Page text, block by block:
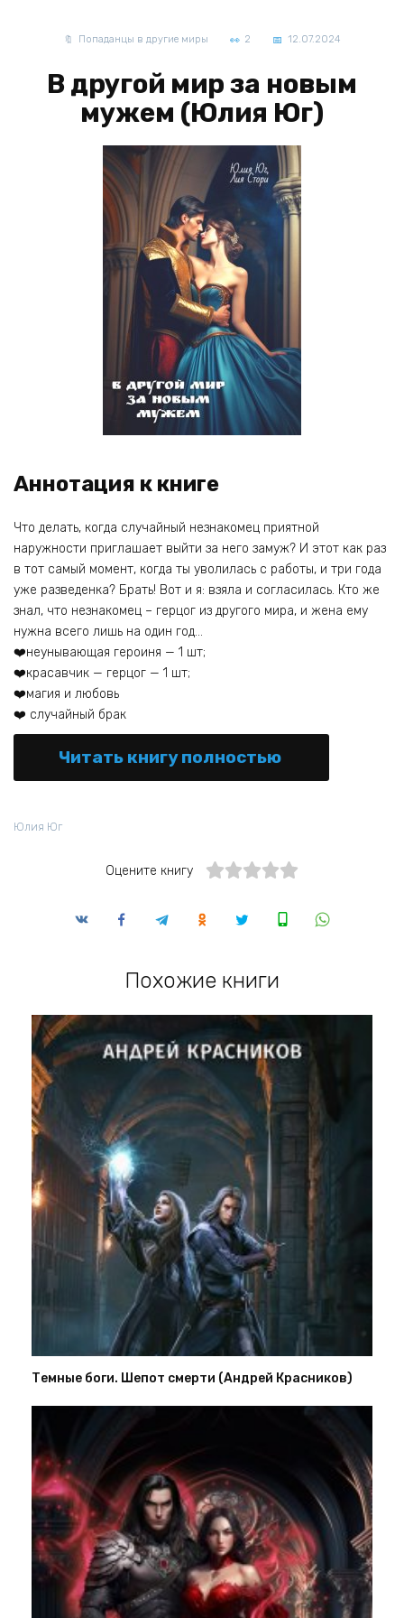
Попаданцы в другие миры 2 12.07.2024
В другой мир за новым
мужем (Юлия Юг)
Аннотация к книге
Что делать, когда случайный незнакомец приятной
наружности приглашает выйти за него замуж? И этот как раз
в тот самый момент, когда ты уволилась с работы, и три года
уже разведенка? Брать! Вот и я: взяла и согласилась. Кто же
знал, что незнакомец – герцог из другого мира, и жена ему
нужна всего лишь на один год…
❤️неунывающая героиня — 1 шт;
❤️красавчик — герцог — 1 шт;
❤️магия и любовь
❤️ случайный брак
Читать книгу полностью
Юлия Юг
Оцените книгу
Похожие книги
Темные боги. Шепот смерти (Андрей Красников)